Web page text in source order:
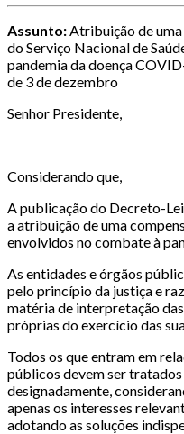
Assunto: Atribuição de
do Serviço Nacional de
pandemia da doença
de 3 de dezembro
Senhor Presidente,
Considerando que,
A publicação do Decreto-
a atribuição de uma
envolvidos no combate à
As entidades e órgãos
pelo princípio da justiça e
matéria de interpretação
próprias do exercício das
Todos os que entram em
públicos devem ser
designadamente,
apenas os interesses
adotando as soluções